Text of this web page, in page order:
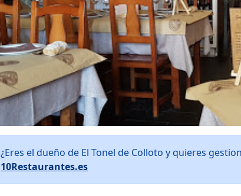
¿Eres el dueño de El Tonel de Colloto y quieres
10Restaurantes.es